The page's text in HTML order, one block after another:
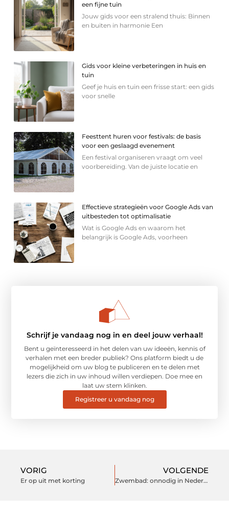
een fijne tuin
Jouw gids voor een stralend thuis: Binnen
en buiten in harmonie Een
Gids voor kleine verbeteringen in huis en
tuin
Geef je huis en tuin een frisse start: een gids
voor snelle
Feesttent huren voor festivals: de basis
voor een geslaagd evenement
Een festival organiseren vraagt om veel
voorbereiding. Van de juiste locatie en
Effectieve strategieën voor Google Ads van
uitbesteden tot optimalisatie
Wat is Google Ads en waarom het
belangrijk is Google Ads, voorheen
Schrijf je vandaag nog in en deel jouw verhaal!
Bent u geïnteresseerd in het delen van uw ideeën, kennis of
verhalen met een breder publiek? Ons platform biedt u de
mogelijkheid om uw blog te publiceren en te delen met
lezers die zich in uw inhoud willen verdiepen. Doe mee en
laat uw stem klinken.
Registreer u vandaag nog
VORIG
Er op uit met korting
VOLGENDE
Zwembad: onnodig in Nederland?